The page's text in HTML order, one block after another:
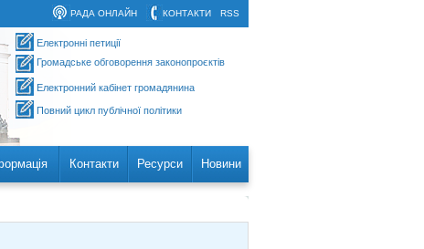
RSS
КОНТАКТИ
РАДА ОНЛАЙН
Електронні петиції
Громадське обговорення законопроєктів
Електронний кабінет громадянина
Повний цикл публічної політики
Контакти Ресурси Новини